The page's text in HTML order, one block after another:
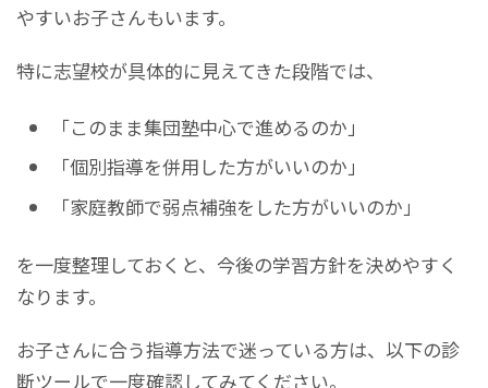
やすいお子さんもいます。
特に志望校が具体的に見えてきた段階では、
「このまま集団塾中心で進めるのか」
「個別指導を併用した方がいいのか」
「家庭教師で弱点補強をした方がいいのか」
を一度整理しておくと、今後の学習方針を決めやすく
なります。
お子さんに合う指導方法で迷っている方は、以下の診
断ツールで一度確認してみてください。